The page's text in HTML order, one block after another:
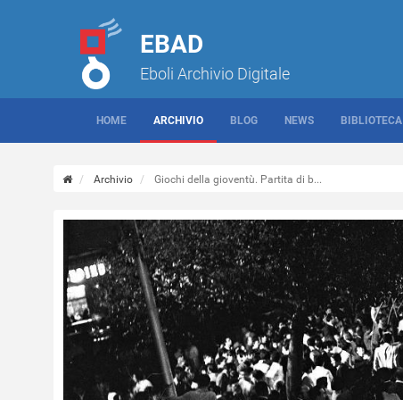
EBAD
Eboli Archivio Digitale
HOME ARCHIVIO BLOG NEWS BIBLIOTECA
Archivio Giochi della gioventù. Partita di b...